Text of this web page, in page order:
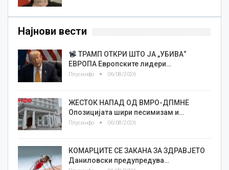
Најнови вести
ТРАМП ОТКРИ ШТО ЈА „УБИВА“
ЕВРОПА Европските лидери…
Плусинфо 06/08/2026
ЖЕСТОК НАПАД ОД ВМРО-ДПМНЕ
Опозицијата шири песимизам и…
Плусинфо 06/08/2026
КОМАРЦИТЕ СЕ ЗАКАНА ЗА ЗДРАВЈЕТО
Даниловски предупредува…